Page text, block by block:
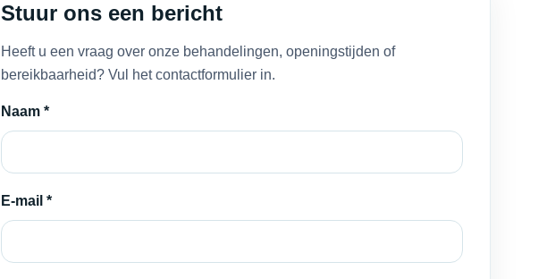
Stuur ons een bericht
Heeft u een vraag over onze behandelingen, openingstijden of
bereikbaarheid? Vul het contactformulier in.
Naam *
E-mail *